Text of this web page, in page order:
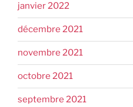
janvier 2022
décembre 2021
novembre 2021
octobre 2021
septembre 2021